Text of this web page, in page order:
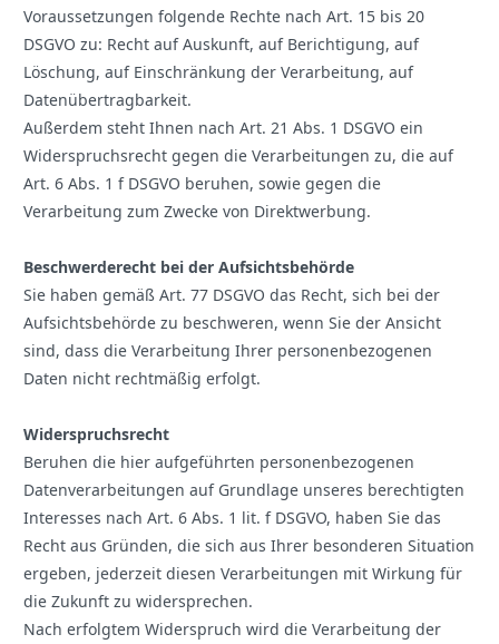
Voraussetzungen folgende Rechte nach Art. 15 bis 20
DSGVO zu: Recht auf Auskunft, auf Berichtigung, auf
Löschung, auf Einschränkung der Verarbeitung, auf
Datenübertragbarkeit.
Außerdem steht Ihnen nach Art. 21 Abs. 1 DSGVO ein
Widerspruchsrecht gegen die Verarbeitungen zu, die auf
Art. 6 Abs. 1 f DSGVO beruhen, sowie gegen die
Verarbeitung zum Zwecke von Direktwerbung.
Beschwerderecht bei der Aufsichtsbehörde
Sie haben gemäß Art. 77 DSGVO das Recht, sich bei der
Aufsichtsbehörde zu beschweren, wenn Sie der Ansicht
sind, dass die Verarbeitung Ihrer personenbezogenen
Daten nicht rechtmäßig erfolgt.
Widerspruchsrecht
Beruhen die hier aufgeführten personenbezogenen
Datenverarbeitungen auf Grundlage unseres berechtigten
Interesses nach Art. 6 Abs. 1 lit. f DSGVO, haben Sie das
Recht aus Gründen, die sich aus Ihrer besonderen Situation
ergeben, jederzeit diesen Verarbeitungen mit Wirkung für
die Zukunft zu widersprechen.
Nach erfolgtem Widerspruch wird die Verarbeitung der